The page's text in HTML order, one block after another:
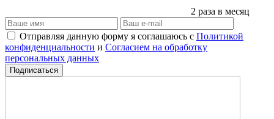
2 раза в месяц
Отправляя данную форму я соглашаюсь с Политикой
конфиденциальности и Согласием на обработку
персональных данных
Подписаться